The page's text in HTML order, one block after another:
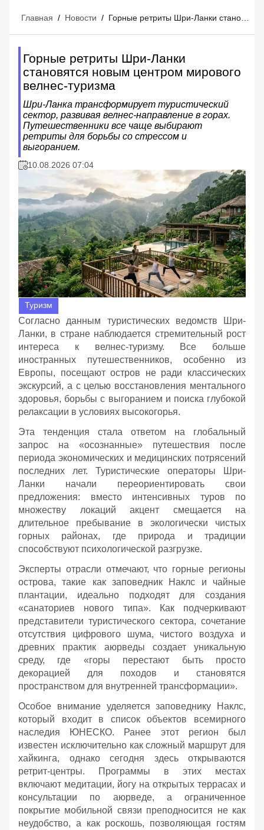
Главная / Новости /
Горные ретриты Шри-Ланки
становятся новым центром мирового
велнес-туризма
Шри-Ланка трансформирует туристический
сектор, развивая велнес-направление в горах.
Путешественники все чаще выбирают
ретриты для борьбы со стрессом и
выгоранием.
10.08.2026 07:04
Туризм
Согласно данным туристических ведомств Шри-
Ланки, в стране наблюдается стремительный рост
интереса к велнес-туризму. Все больше
иностранных путешественников, особенно из
Европы, посещают остров не ради классических
экскурсий, а с целью восстановления ментального
здоровья, борьбы с выгоранием и поиска глубокой
релаксации в условиях высокогорья.
Эта тенденция стала ответом на глобальный
запрос на «осознанные» путешествия после
периода экономических и медицинских потрясений
последних лет. Туристические операторы Шри-
Ланки начали переориентировать свои
предложения: вместо интенсивных туров по
множеству локаций акцент смещается на
длительное пребывание в экологически чистых
горных районах, где природа и традиции
способствуют психологической разгрузке.
Эксперты отрасли отмечают, что горные регионы
острова, такие как заповедник Наклс и чайные
плантации, идеально подходят для создания
«санаториев нового типа». Как подчеркивают
представители туристического сектора, сочетание
отсутствия цифрового шума, чистого воздуха и
древних практик аюрведы создает уникальную
среду, где «горы перестают быть просто
декорацией для походов и становятся
пространством для внутренней трансформации».
Особое внимание уделяется заповеднику Наклс,
который входит в список объектов всемирного
наследия ЮНЕСКО. Ранее этот регион был
известен исключительно как сложный маршрут для
хайкинга, однако сегодня здесь открываются
ретрит-центры. Программы в этих местах
включают медитации, йогу на открытых террасах и
консультации по аюрведе, а ограниченное
покрытие мобильной связи преподносится не как
неудобство, а как роскошь, позволяющая гостям